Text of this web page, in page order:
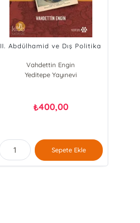
II. Abdülhamid ve Dış Politika
Vahdettin Engin
Yeditepe Yayınevi
₺400,00
Sepete Ekle